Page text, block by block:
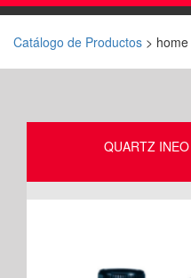
Catálogo de Productos > home
QUARTZ